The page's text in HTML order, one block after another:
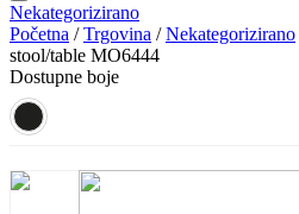
Nekategorizirano
Početna /Trgovina /Nekategorizirano
stool/table MO6444
Dostupne boje